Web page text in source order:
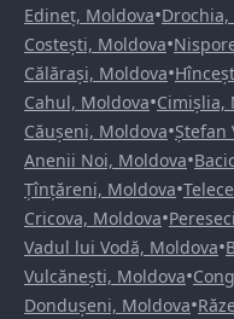
Edineț, Moldova•
Costești, Moldova•
Călărași, Moldova•
Cahul, Moldova•Cimișlia,
Căușeni, Moldova•Ștefan
Anenii Noi, Moldova•
Țînțăreni, Moldova•
Cricova, Moldova•
Vadul lui Vodă, Moldova•
Vulcănești, Moldova•
Dondușeni, Moldova•